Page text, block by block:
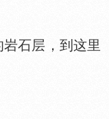
石层，到这里